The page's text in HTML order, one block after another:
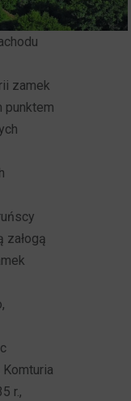
zamek
punktem
załogą
r.,